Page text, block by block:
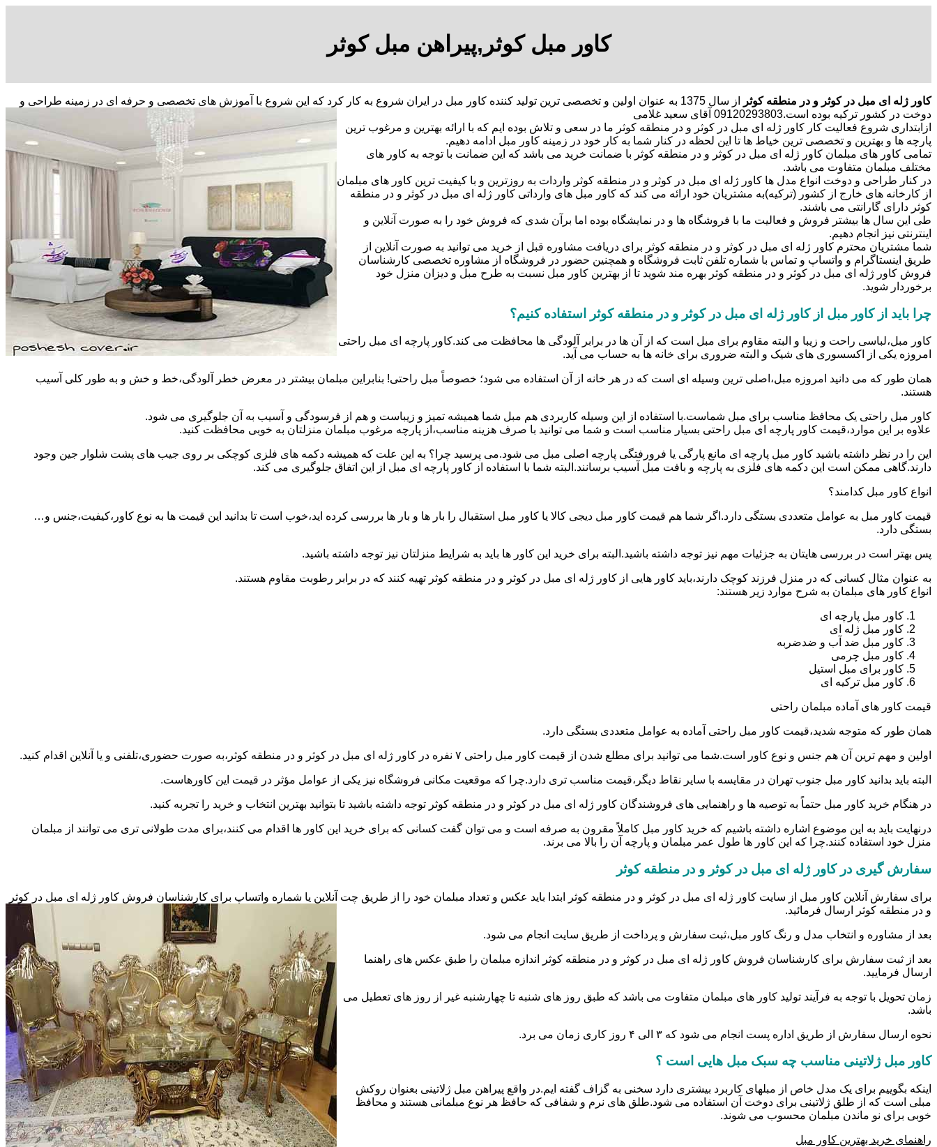
کاور مبل کوثر,پیراهن مبل کوثر
کاور ژله ای مبل در کوثر و در منطقه کوثر
از سال 1375 به عنوان اولین و تخصصی ترین تولید کننده کاور مبل در ایران شروع به کار کرد که این شروع با آموزش های تخصصی و حرفه ای در زمینه طراحی و
دوخت در کشور ترکیه بوده است.09120293803 آقای سعید غلامی
ازابتداری شروع فعالیت کار کاور ژله ای مبل در کوثر و در منطقه کوثر ما در سعی و تلاش بوده ایم که با ارائه بهترین و مرغوب ترین
پارچه ها و بهترین و تخصصی ترین خیاط ها تا این لحظه در کنار شما به کار خود در زمینه کاور مبل ادامه دهیم.
تمامی کاور های مبلمان کاور ژله ای مبل در کوثر و در منطقه کوثر با ضمانت خرید می باشد که این ضمانت با توجه به کاور های
مختلف مبلمان متفاوت می باشد.
در کنار طراحی و دوخت انواع مدل ها کاور ژله ای مبل در کوثر و در منطقه کوثر واردات به روزترین و با کیفیت ترین کاور های مبلمان
از کارخانه های خارج از کشور (ترکیه)به مشتریان خود ارائه می کند که کاور مبل های وارداتی کاور ژله ای مبل در کوثر و در منطقه
کوثر دارای گارانتی می باشند.
طی این سال ها بیشتر فروش و فعالیت ما با فروشگاه ها و در نمایشگاه بوده اما برآن شدی که فروش خود را به صورت آنلاین و
اینترنتی نیز انجام دهیم.
شما مشتریان محترم کاور ژله ای مبل در کوثر و در منطقه کوثر برای دریافت مشاوره قبل از خرید می توانید به صورت آنلاین از
طریق اینستاگرام و واتساپ و تماس با شماره تلفن ثابت فروشگاه و همچنین حضور در فروشگاه از مشاوره تخصصی کارشناسان
فروش کاور ژله ای مبل در کوثر و در منطقه کوثر بهره مند شوید تا از بهترین کاور مبل نسبت به طرح مبل و دیزان منزل خود
برخوردار شوید.
چرا باید از کاور مبل از کاور ژله ای مبل در کوثر و در منطقه کوثر استفاده کنیم؟
کاور مبل،لباسی راحت و زیبا و البته مقاوم برای مبل است که از آن ها در برابر آلودگی ها محافظت می کند.کاور پارچه ای مبل راحتی
امروزه یکی از اکسسوری های شیک و البته ضروری برای خانه ها به حساب می آید.
همان طور که می دانید امروزه مبل،اصلی ترین وسیله ای است که در هر خانه از آن استفاده می شود؛ خصوصاً مبل راحتی! بنابراین مبلمان بیشتر در معرض خطر آلودگی،خط و خش و به طور کلی آسیب
هستند.
کاور مبل راحتی یک محافظ مناسب برای مبل شماست.با استفاده از این وسیله کاربردی هم مبل شما همیشه تمیز و زیباست و هم از فرسودگی و آسیب به آن جلوگیری می شود.
علاوه بر این موارد،قیمت کاور پارچه ای مبل راحتی بسیار مناسب است و شما می توانید با صرف هزینه مناسب،از پارچه مرغوب مبلمان منزلتان به خوبی محافظت کنید.
این را در نظر داشته باشید کاور مبل پارچه ای مانع پارگی یا فرورفتگی پارچه اصلی مبل می شود.می پرسید چرا؟ به این علت که همیشه دکمه های فلزی کوچکی بر روی جیب های پشت شلوار جین وجود
دارند.گاهی ممکن است این دکمه های فلزی به پارچه و بافت مبل آسیب برسانند.البته شما با استفاده از کاور پارچه ای مبل از این اتفاق جلوگیری می کند.
انواع کاور مبل کدامند؟
قیمت کاور مبل به عوامل متعددی بستگی دارد.اگر شما هم قیمت کاور مبل دیجی کالا یا کاور مبل استقبال را بار ها و بار ها بررسی کرده اید،خوب است تا بدانید این قیمت ها به نوع کاور،کیفیت،جنس و…
بستگی دارد.
پس بهتر است در بررسی هایتان به جزئیات مهم نیز توجه داشته باشید.البته برای خرید این کاور ها باید به شرایط منزلتان نیز توجه داشته باشید.
به عنوان مثال کسانی که در منزل فرزند کوچک دارند،باید کاور هایی از کاور ژله ای مبل در کوثر و در منطقه کوثر تهیه کنند که در برابر رطوبت مقاوم هستند.
انواع کاور های مبلمان به شرح موارد زیر هستند:
کاور مبل پارچه ای
کاور مبل ژله ای
کاور مبل ضد آب و ضدضربه
کاور مبل چرمی
کاور برای مبل استیل
کاور مبل ترکیه ای
قیمت کاور های آماده مبلمان راحتی
همان طور که متوجه شدید،قیمت کاور مبل راحتی آماده به عوامل متعددی بستگی دارد.
اولین و مهم ترین آن هم جنس و نوع کاور است.شما می توانید برای مطلع شدن از قیمت کاور مبل راحتی ۷ نفره در کاور ژله ای مبل در کوثر و در منطقه کوثر،به صورت حضوری،تلفنی و یا آنلاین اقدام کنید.
البته باید بدانید کاور مبل جنوب تهران در مقایسه با سایر نقاط دیگر،قیمت مناسب تری دارد.چرا که موقعیت مکانی فروشگاه نیز یکی از عوامل مؤثر در قیمت این کاورهاست.
در هنگام خرید کاور مبل حتماً به توصیه ها و راهنمایی های فروشندگان کاور ژله ای مبل در کوثر و در منطقه کوثر توجه داشته باشید تا بتوانید بهترین انتخاب و خرید را تجربه کنید.
درنهایت باید به این موضوع اشاره داشته باشیم که خرید کاور مبل کاملاً مقرون به صرفه است و می توان گفت کسانی که برای خرید این کاور ها اقدام می کنند،برای مدت طولانی تری می توانند از مبلمان
منزل خود استفاده کنند.چرا که این کاور ها طول عمر مبلمان و پارچه آن را بالا می برند.
سفارش گیری در کاور ژله ای مبل در کوثر و در منطقه کوثر
برای سفارش آنلاین کاور مبل از سایت کاور ژله ای مبل در کوثر و در منطقه کوثر ابتدا باید عکس و تعداد مبلمان خود را از طریق چت آنلاین یا شماره واتساپ برای کارشناسان فروش کاور ژله ای مبل در کوثر
و در منطقه کوثر ارسال فرمائید.
بعد از مشاوره و انتخاب مدل و رنگ کاور مبل،ثبت سفارش و پرداخت از طریق سایت انجام می شود.
بعد از ثبت سفارش برای کارشناسان فروش کاور ژله ای مبل در کوثر و در منطقه کوثر اندازه مبلمان را طبق عکس های راهنما
ارسال فرمایید.
زمان تحویل با توجه به فرآیند تولید کاور های مبلمان متفاوت می باشد که طبق روز های شنبه تا چهارشنبه غیر از روز های تعطیل می
باشد.
نحوه ارسال سفارش از طریق اداره پست انجام می شود که ۳ الی ۴ روز کاری زمان می برد.
کاور مبل ژلاتینی مناسب چه سبک مبل هایی است ؟
اینکه بگوییم برای یک مدل خاص از مبلهای کاربرد بیشتری دارد سخنی به گزاف گفته ایم.در واقع پیراهن مبل ژلاتینی بعنوان روکش
مبلی است که از طلق ژلاتینی برای دوخت آن استفاده می شود.طلق های نرم و شفافی که حافظ هر نوع مبلمانی هستند و محافظ
خوبی برای نو ماندن مبلمان محسوب می شوند.
راهنمای خرید بهترین کاور مبل